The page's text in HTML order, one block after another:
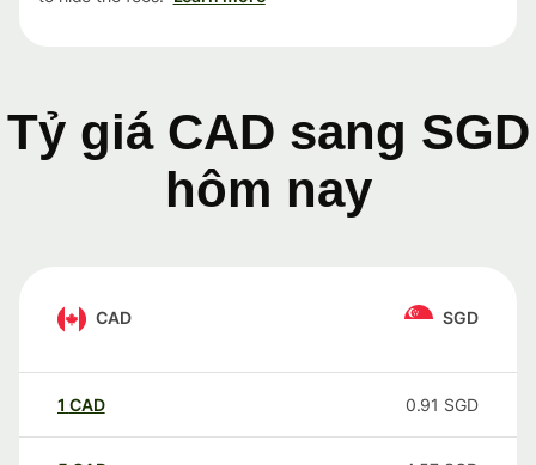
Tỷ giá CAD sang SGD
hôm nay
CAD SGD
1 CAD 0.91 SGD